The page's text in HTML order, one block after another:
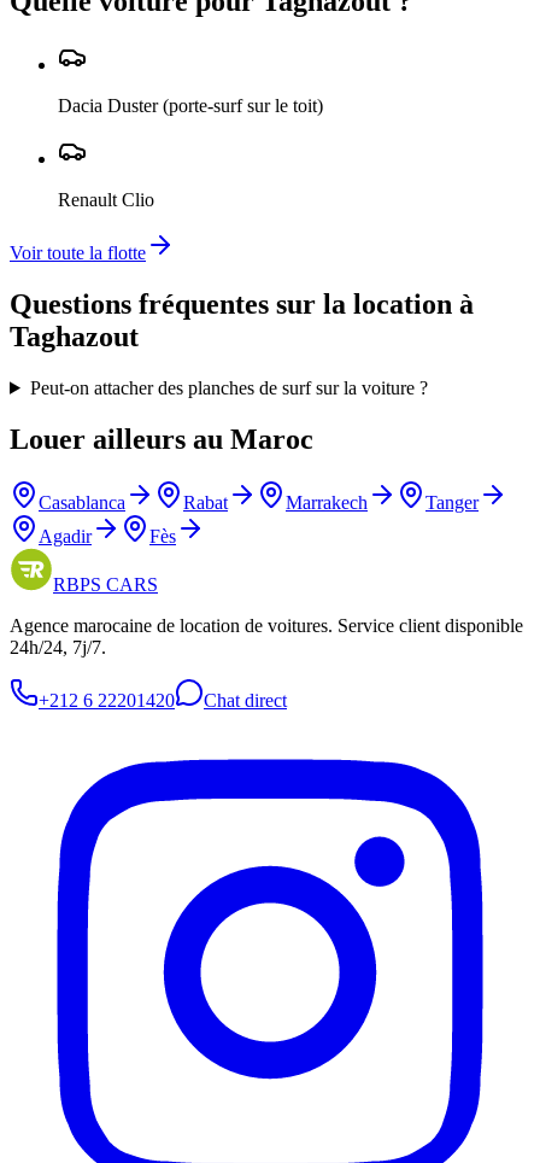
Dacia Duster (porte-surf sur le toit)
Renault Clio
Voir toute la flotte
Questions fréquentes sur la location à
Taghazout
Peut-on attacher des planches de surf sur la voiture ?
Louer ailleurs au Maroc
Casablanca Rabat Marrakech
Tanger
Agadir
Fès
RBPS CARS
Agence marocaine de location de voitures. Service client disponible
24h/24, 7j/7.
+212 6 22201420 Chat direct